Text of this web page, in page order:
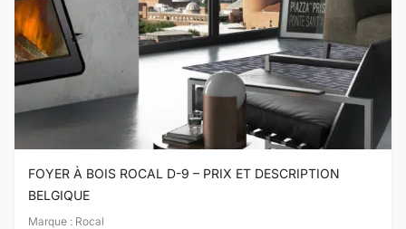
FOYER À BOIS ROCAL D-9 – PRIX ET DESCRIPTION
BELGIQUE
Marque : Rocal